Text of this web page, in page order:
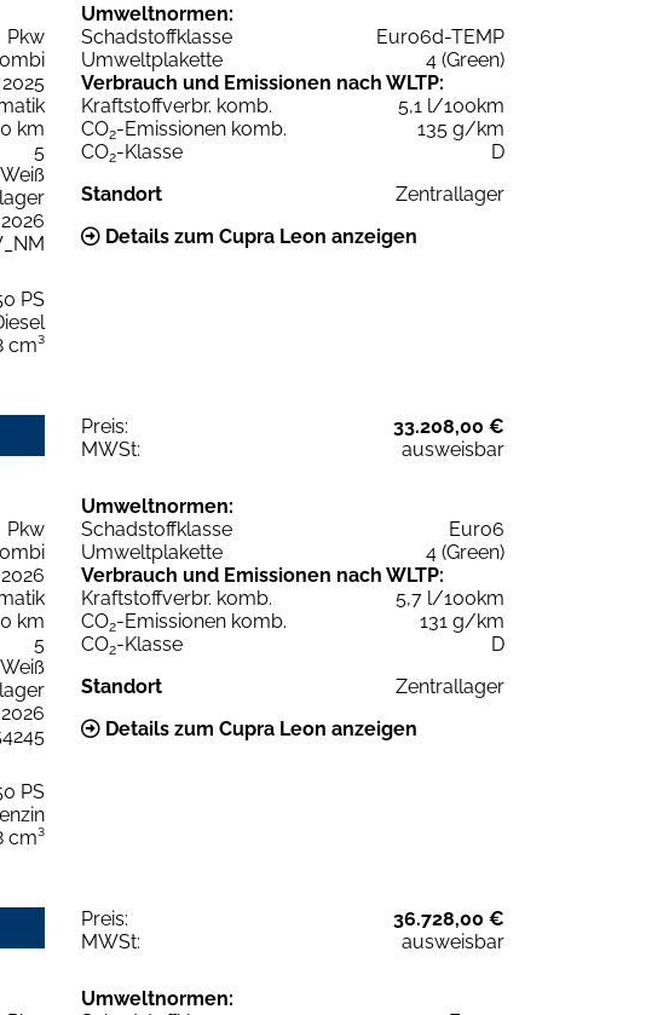
Pkw
km
5
Weiß
PS
cm³
Umweltnormen:
Schadstoffklasse
Euro6d-TEMP
Umweltplakette
4 (Green)
Verbrauch und Emissionen nach WLTP:
Kraftstoffverbr. komb.
5,1 l/100km
CO2-Emissionen komb.
135 g/km
CO2-Klasse
D
Standort
Zentrallager
Details zum Cupra Leon anzeigen
Preis:
33.208,00 €
MWSt:
ausweisbar
Pkw
km
5
Weiß
PS
cm³
Umweltnormen:
Schadstoffklasse
Euro6
Umweltplakette
4 (Green)
Verbrauch und Emissionen nach WLTP:
Kraftstoffverbr. komb.
5,7 l/100km
CO2-Emissionen komb.
131 g/km
CO2-Klasse
D
Standort
Zentrallager
Details zum Cupra Leon anzeigen
Preis:
36.728,00 €
MWSt:
ausweisbar
Umweltnormen: